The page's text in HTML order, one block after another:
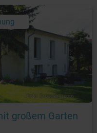
Foto: © booking.com
großem Garten